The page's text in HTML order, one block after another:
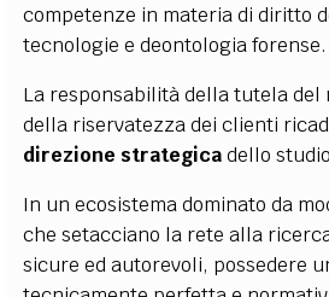
competenze in materia di diritto
tecnologie e deontologia forense.
La responsabilità della tutela del
della riservatezza dei clienti
direzione strategicadello
In un ecosistema dominato da
che setacciano la rete alla
sicure ed autorevoli, possedere